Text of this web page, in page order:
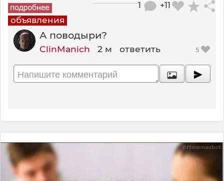
объявления
+11
1
А поводыри?
ClinManich 2 м ответить 5